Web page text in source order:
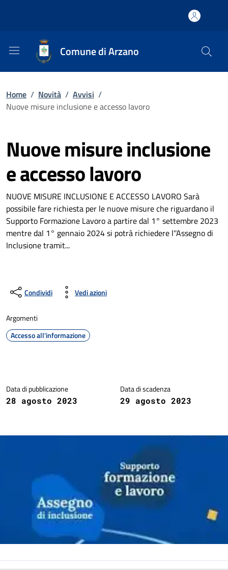
Comune di Arzano
Home / Novità / Avvisi /
Nuove misure inclusione e accesso lavoro
Nuove misure inclusione
e accesso lavoro
NUOVE MISURE INCLUSIONE E ACCESSO LAVORO Sarà
possibile fare richiesta per le nuove misure che riguardano il
Supporto Formazione Lavoro a partire dal 1° settembre 2023
mentre dal 1° gennaio 2024 si potrà richiedere l''Assegno di
Inclusione tramit...
Condividi Vedi azioni
Argomenti
Accesso all'informazione
Data di pubblicazione
28 agosto 2023
Data di scadenza
29 agosto 2023